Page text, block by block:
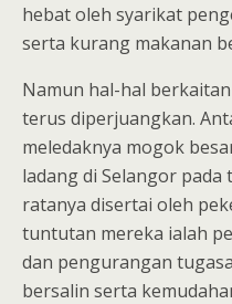
hebat oleh syarikat
serta kurang makanan
Namun hal-hal
terus diperjuangkan.
meledaknya mogok
ladang di Selangor pada
ratanya disertai oleh
tuntutan mereka ialah
dan pengurangan
bersalin serta